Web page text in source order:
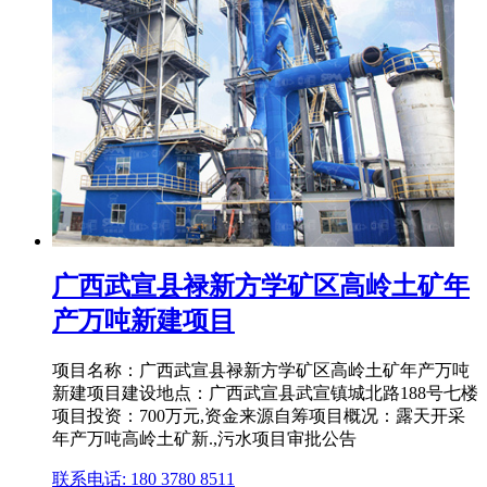
广西武宣县禄新方学矿区高岭土矿年
产万吨新建项目
项目名称：广西武宣县禄新方学矿区高岭土矿年产万吨
新建项目建设地点：广西武宣县武宣镇城北路188号七楼
项目投资：700万元,资金来源自筹项目概况：露天开采
年产万吨高岭土矿新.,污水项目审批公告
联系电话: 180 3780 8511